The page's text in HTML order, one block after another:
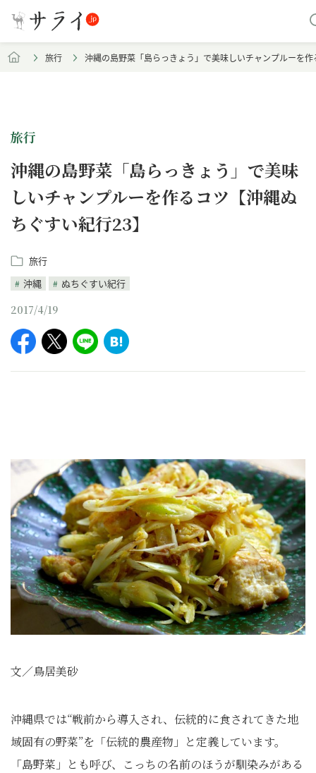
旅行 沖縄の島野菜「島らっきょう」で美味しいチャンプルーを
旅行
沖縄の島野菜「島らっきょう」で美味
しいチャンプルーを作るコツ【沖縄ぬ
ちぐすい紀行23】
旅行
沖縄
ぬちぐすい紀行
2017/4/19
文／鳥居美砂
沖縄県では“戦前から導入され、伝統的に食されてきた地
域固有の野菜”を「伝統的農産物」と定義しています。
「島野菜」とも呼び、こっちの名前のほうが馴染みがある